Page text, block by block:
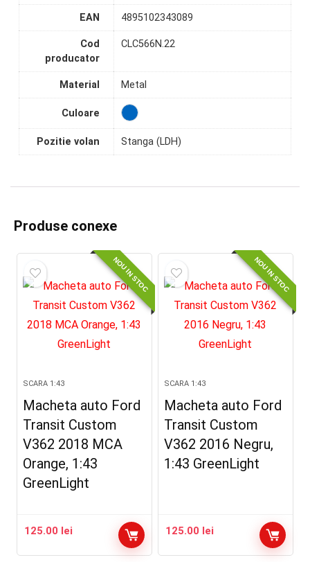
EAN 4895102343089
Cod
producator
CLC566N.22
Material Metal
Culoare
Pozitie volan Stanga (LDH)
Produse conexe
NOU IN STOC
SCARA 1:43
Macheta auto Ford
Transit Custom
V362 2018 MCA
Orange, 1:43
GreenLight
125.00 lei
NOU IN STOC
SCARA 1:43
Macheta auto Ford
Transit Custom
V362 2016 Negru,
1:43 GreenLight
125.00 lei